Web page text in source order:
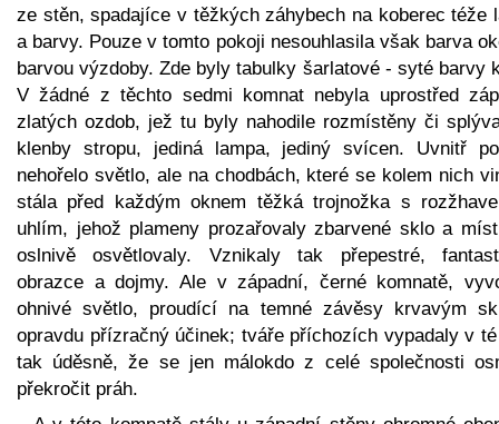
ze stěn, spadajíce v těžkých záhybech na koberec téže
a barvy. Pouze v tomto pokoji nesouhlasila však barva
barvou výzdoby. Zde byly tabulky šarlatové - syté barvy
V žádné z těchto sedmi komnat nebyla uprostřed
zlatých ozdob, jež tu byly nahodile rozmístěny či
klenby stropu, jediná lampa, jediný svícen. Uvnitř
nehořelo světlo, ale na chodbách, které se kolem nich
stála před každým oknem těžká trojnožka s
uhlím, jehož plameny prozařovaly zbarvené sklo a
oslnivě osvětlovaly. Vznikaly tak přepestré,
obrazce a dojmy. Ale v západní, černé komnatě,
ohnivé světlo, proudící na temné závěsy krvavým
opravdu přízračný účinek; tváře příchozích vypadaly v
tak úděsně, že se jen málokdo z celé společnosti
překročit práh.